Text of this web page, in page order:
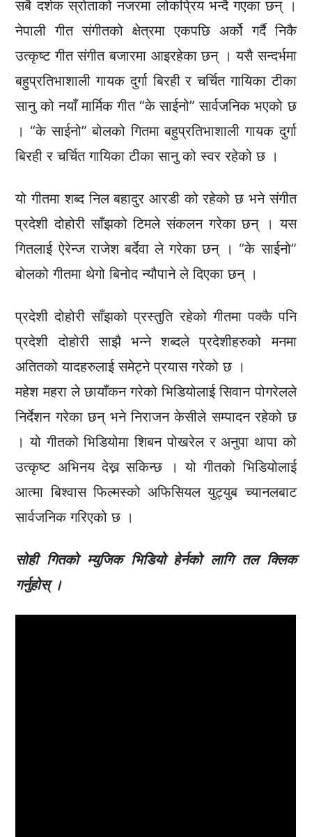
सबै दर्शक स्रोताको नजरमा लोकप्रिय भन्दै गएका छन् ।
नेपाली गीत संगीतको क्षेत्रमा एकपछि अर्को गर्दै निकै
उत्कृष्ट गीत संगीत बजारमा आइरहेका छन् । यसै सन्दर्भमा
बहुप्रतिभाशाली गायक दुर्गा बिरही र चर्चित गायिका टीका
सानु को नयाँ मार्मिक गीत “के साईनो” सार्वजनिक भएको छ
। “के साईनो” बोलको गितमा बहुप्रतिभाशाली गायक दुर्गा
बिरही र चर्चित गायिका टीका सानु को स्वर रहेको छ ।
यो गीतमा शब्द निल बहादुर आरडी को रहेको छ भने संगीत
प्रदेशी दोहोरी साँझको टिमले संकलन गरेका छन् । यस
गितलाई ऐरेन्ज राजेश बर्देवा ले गरेका छन् । “के साईनो”
बोलको गीतमा थेगो बिनोद न्यौपाने ले दिएका छन् ।
प्रदेशी दोहोरी साँझको प्रस्तुति रहेको गीतमा पक्कै पनि
प्रदेशी दोहोरी साझै भन्ने शब्दले प्रदेशीहरुको मनमा
अतितको यादहरुलाई समेट्ने प्रयास गरेको छ ।
महेश महरा ले छायाँकन गरेको भिडियोलाई सिवान पोगरेलले
निर्देशन गरेका छन् भने निराजन केसीले सम्पादन रहेको छ
। यो गीतको भिडियोमा शिबन पोखरेल र अनुपा थापा को
उत्कृष्ट अभिनय देख्न सकिन्छ । यो गीतको भिडियोलाई
आत्मा बिश्वास फिल्मस्को अफिसियल युट्युब च्यानलबाट
सार्वजनिक गरिएको छ ।
सोही गितको म्युजिक भिडियो हेर्नको लागि तल क्लिक
गर्नुहोस् ।